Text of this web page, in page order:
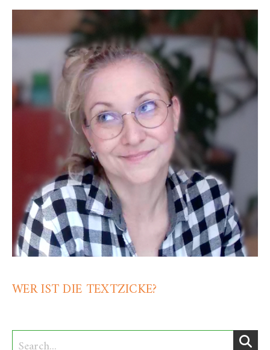
WER IST DIE TEXTZICKE?